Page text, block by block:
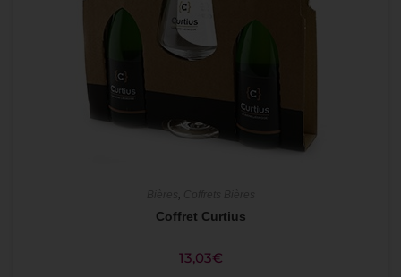
,
Coffret Curtius
13,03€